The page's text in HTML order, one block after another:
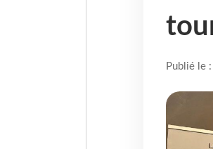
Publié le